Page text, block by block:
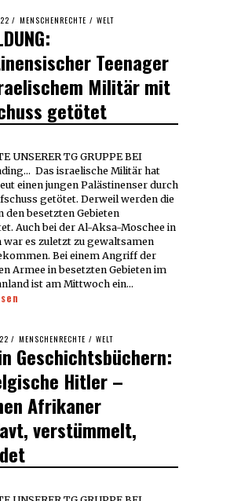
APRIL
28,
2022
MENSCHENRECHTE / WELT
Teenager
Militär mit
getötet
Das israelische Militär hat
einen jungen Palästinenser durch
getötet. Derweil werden die
den besetzten Gebieten
Auch bei der Al-Aksa-Moschee in
war es zuletzt zu gewaltsamen
Bei einem Angriff der
Armee in besetzten Gebieten im
ist am Mittwoch ein…
MAY
10,
2024
MENSCHENRECHTE / WELT
Geschichtsbüchern:
Hitler –
Afrikaner
verstümmelt,